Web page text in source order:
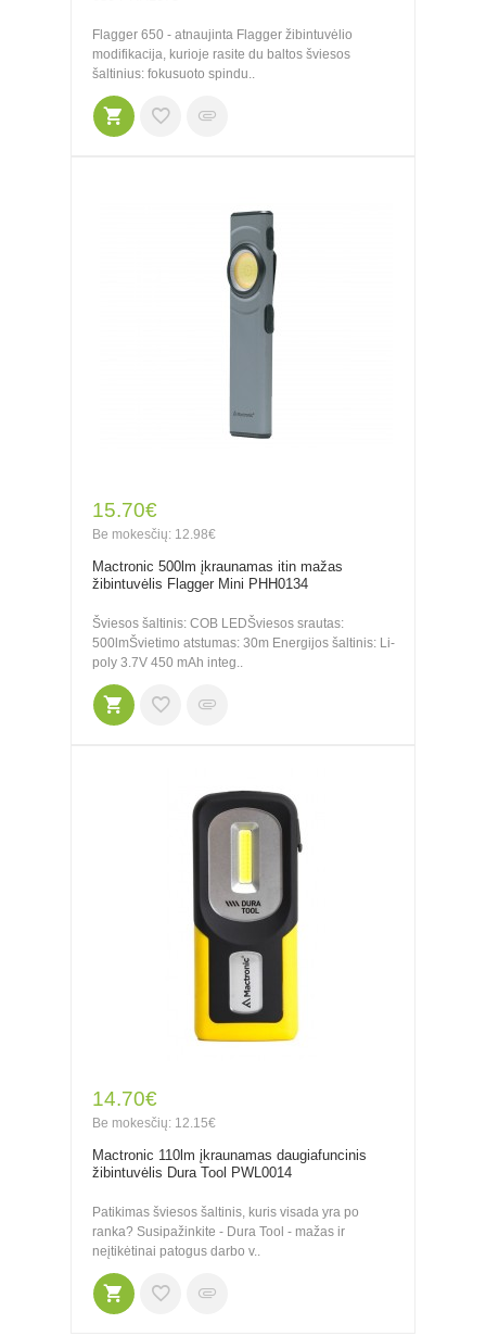
Flagger 650 - atnaujinta Flagger žibintuvėlio
modifikacija, kurioje rasite du baltos šviesos
šaltinius: fokusuoto spindu..
15.70€
Be mokesčių: 12.98€
Mactronic 500lm įkraunamas itin mažas
žibintuvėlis Flagger Mini PHH0134
Šviesos šaltinis: COB LEDŠviesos srautas:
500lmŠvietimo atstumas: 30m Energijos šaltinis: Li-
poly 3.7V 450 mAh integ..
14.70€
Be mokesčių: 12.15€
Mactronic 110lm įkraunamas daugiafuncinis
žibintuvėlis Dura Tool PWL0014
Patikimas šviesos šaltinis, kuris visada yra po
ranka? Susipažinkite - Dura Tool - mažas ir
neįtikėtinai patogus darbo v..